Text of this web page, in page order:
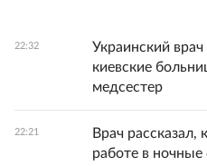
22:32
Украинский
киевские
медсестер
22:21
Врач рассказал,
работе в